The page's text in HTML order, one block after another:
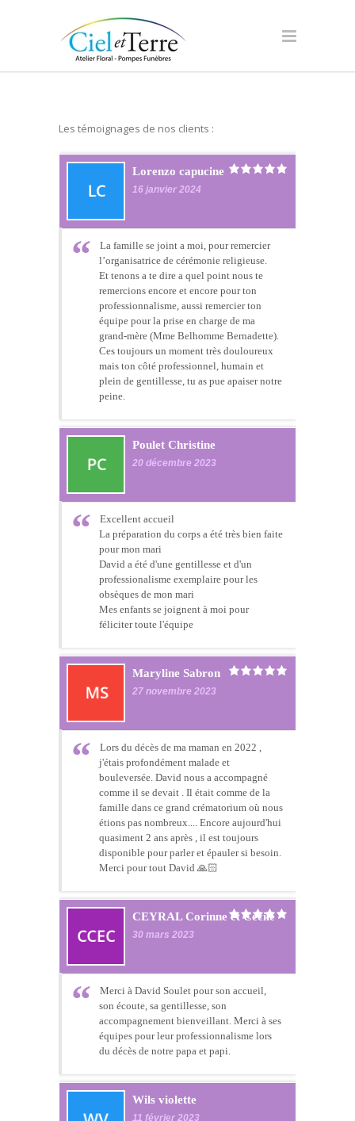
Les témoignages de nos clients :
Lorenzo capucine
16 janvier 2024
La famille se joint a moi, pour remercier
l’organisatrice de cérémonie religieuse.
Et tenons a te dire a quel point nous te
remercions encore et encore pour ton
professionnalisme, aussi remercier ton
équipe pour la prise en charge de ma
grand-mère (Mme Belhomme Bernadette).
Ces toujours un moment très douloureux
mais ton côté professionnel, humain et
plein de gentillesse, tu as pue apaiser notre
peine.
Poulet Christine
20 décembre 2023
Excellent accueil
La préparation du corps a été très bien faite
pour mon mari
David a été d'une gentillesse et d'un
professionalisme exemplaire pour les
obsèques de mon mari
Mes enfants se joignent à moi pour
féliciter toute l'équipe
Maryline Sabron
27 novembre 2023
Lors du décès de ma maman en 2022 ,
j'étais profondément malade et
bouleversée. David nous a accompagné
comme il se devait . Il était comme de la
famille dans ce grand crématorium où nous
étions pas nombreux.... Encore aujourd'hui
quasiment 2 ans après , il est toujours
disponible pour parler et épauler si besoin.
Merci pour tout David 🙏🏻
CEYRAL Corinne et Cécile
30 mars 2023
Merci à David Soulet pour son accueil,
son écoute, sa gentillesse, son
accompagnement bienveillant. Merci à ses
équipes pour leur professionnalisme lors
du décès de notre papa et papi.
Wils violette
11 février 2023